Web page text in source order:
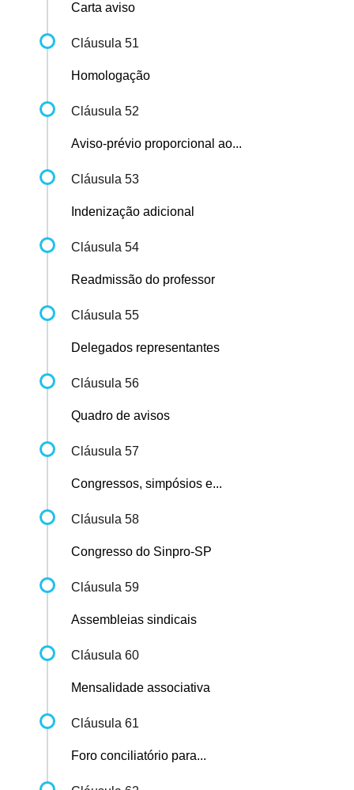
Carta aviso
Cláusula 51
Homologação
Cláusula 52
Aviso-prévio proporcional ao...
Cláusula 53
Indenização adicional
Cláusula 54
Readmissão do professor
Cláusula 55
Delegados representantes
Cláusula 56
Quadro de avisos
Cláusula 57
Congressos, simpósios e...
Cláusula 58
Congresso do Sinpro-SP
Cláusula 59
Assembleias sindicais
Cláusula 60
Mensalidade associativa
Cláusula 61
Foro conciliatório para...